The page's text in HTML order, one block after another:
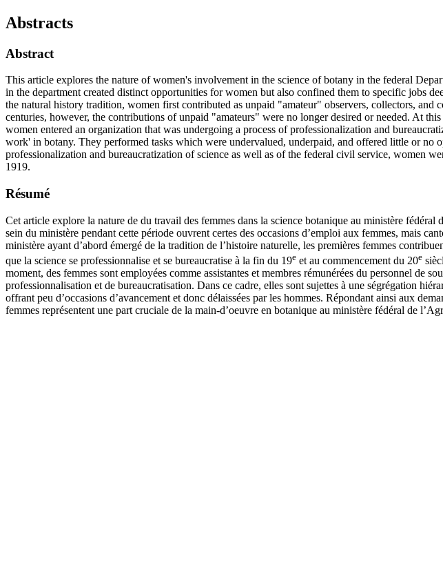
Abstracts
Abstract
This article explores the nature of women's involvement in the science of botany in the federal
in the department created distinct opportunities for women but also confined them to specific jobs
the natural history tradition, women first contributed as unpaid "amateur" observers, collectors, and
centuries, however, the contributions of unpaid "amateurs" were no longer desired or needed. At
women entered an organization that was undergoing a process of professionalization and
work' in botany. They performed tasks which were undervalued, underpaid, and offered little or no
professionalization and bureaucratization of science as well as of the federal civil service, women
1919.
Résumé
Cet article explore la nature de du travail des femmes dans la science botanique au ministère
sein du ministère pendant cette période ouvrent certes des occasions d’emploi aux femmes, mais
ministère ayant d’abord émergé de la tradition de l’histoire naturelle, les premières femmes
que la science se professionnalise et se bureaucratise à la fin du 19e et au commencement du 20e
moment, des femmes sont employées comme assistantes et membres rémunérées du personnel de
professionnalisation et de bureaucratisation. Dans ce cadre, elles sont sujettes à une ségrégation
offrant peu d’occasions d’avancement et donc délaissées par les hommes. Répondant ainsi aux
femmes représentent une part cruciale de la main-d’oeuvre en botanique au ministère fédéral de